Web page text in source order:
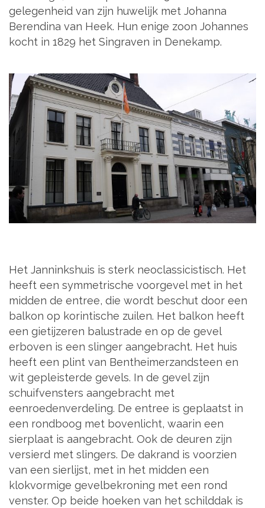
gelegenheid van zijn huwelijk met Johanna
Berendina van Heek. Hun enige zoon Johannes
kocht in 1829 het Singraven in Denekamp.
Het Janninkshuis is sterk neoclassicistisch. Het
heeft een symmetrische voorgevel met in het
midden de entree, die wordt beschut door een
balkon op korintische zuilen. Het balkon heeft
een gietijzeren balustrade en op de gevel
erboven is een slinger aangebracht. Het huis
heeft een plint van Bentheimerzandsteen en
wit gepleisterde gevels. In de gevel zijn
schuifvensters aangebracht met
eenroedenverdeling. De entree is geplaatst in
een rondboog met bovenlicht, waarin een
sierplaat is aangebracht. Ook de deuren zijn
versierd met slingers. De dakrand is voorzien
van een sierlijst, met in het midden een
klokvormige gevelbekroning met een rond
venster. Op beide hoeken van het schilddak is